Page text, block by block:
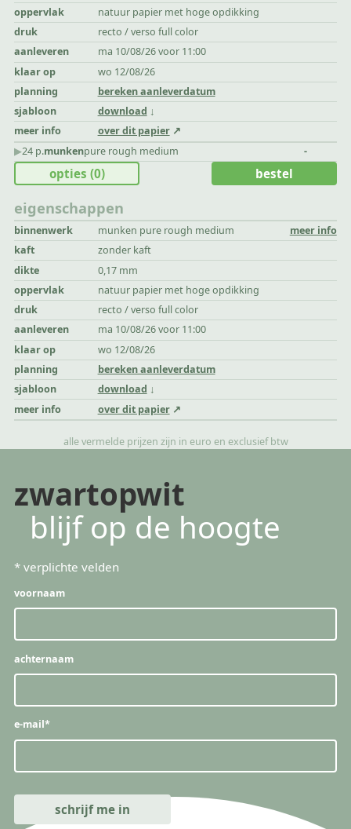
oppervlak
natuur papier met hoge opdikking
druk
recto / verso full color
aanleveren
ma 10/08/26 voor 11:00
klaar op
wo 12/08/26
planning
bereken aanleverdatum
sjabloon
download
meer info
over dit papier
▶︎24 p.munkenpure rough medium -
eigenschappen
binnenwerk munken pure rough medium
meer info
kaft
zonder kaft
dikte
0,17 mm
oppervlak
natuur papier met hoge opdikking
druk
recto / verso full color
aanleveren
ma 10/08/26 voor 11:00
klaar op
wo 12/08/26
planning
bereken aanleverdatum
sjabloon
download
meer info
over dit papier
opties (0) bestel
alle vermelde prijzen zijn in euro en exclusief btw
zwartopwit
blijf op de hoogte
* verplichte velden
voornaam
achternaam
e-mail*